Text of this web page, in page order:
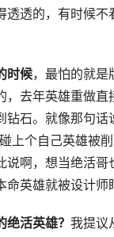
透透的，有时候不
时候，最怕的就是
，去年英雄重做直
钻石。就像那句话
上个自己英雄被
说啊，想当绝活哥
英雄就被设计师
活英雄？ 我提议